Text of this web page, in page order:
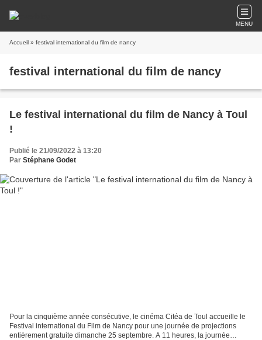
MENU
Accueil » festival international du film de nancy
festival international du film de nancy
Le festival international du film de Nancy à Toul
!
Publié le 21/09/2022 à 13:20
Par Stéphane Godet
Pour la cinquième année consécutive, le cinéma Citéa de Toul accueille le
Festival international du Film de Nancy pour une journée de projections
entièrement gratuite dimanche 25 septembre. A 11 heures, la journée